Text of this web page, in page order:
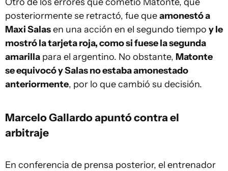
posteriormente se retractó, fue queamonestó a
Maxi Salasen una acción en el segundo tiempo y le
mostró la tarjeta roja, como si fuese la segunda
amarilla para el argentino. No obstante, Matonte
se equivocó y Salas no estaba amonestado
anteriormente, por lo que cambió su decisión.
Marcelo Gallardo apuntó contra el
arbitraje
En conferencia de prensa posterior, el entrenador